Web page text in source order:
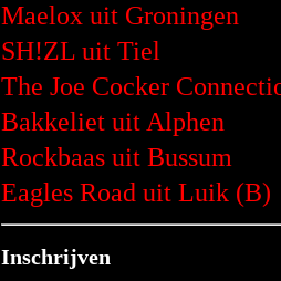
Maelox uit Groningen
SH!ZL uit Tiel
The Joe Cocker
Bakkeliet uit Alphen
Rockbaas uit Bussum
Eagles Road uit Luik (B)
Inschrijven